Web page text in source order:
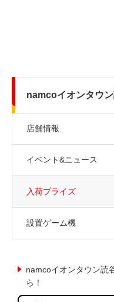
namcoイオンタウ
店舗情報
イベント&ニュース
入荷プライズ
設置ゲーム機
namcoイオンタウン読
ら！